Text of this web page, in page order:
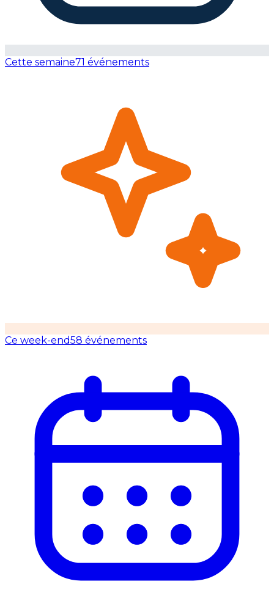
Cette semaine71 événements
Ce week-end58 événements